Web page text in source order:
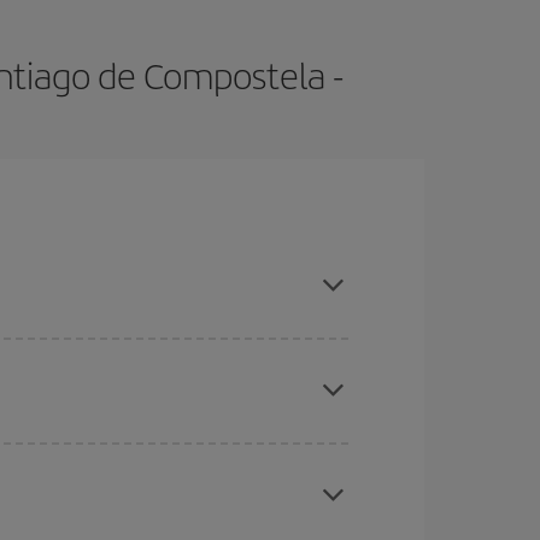
de Compostela -
días cercanos